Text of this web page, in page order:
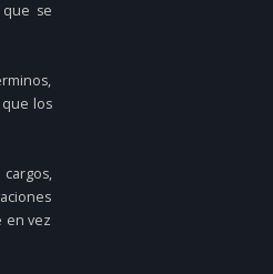
que se
que los
en vez